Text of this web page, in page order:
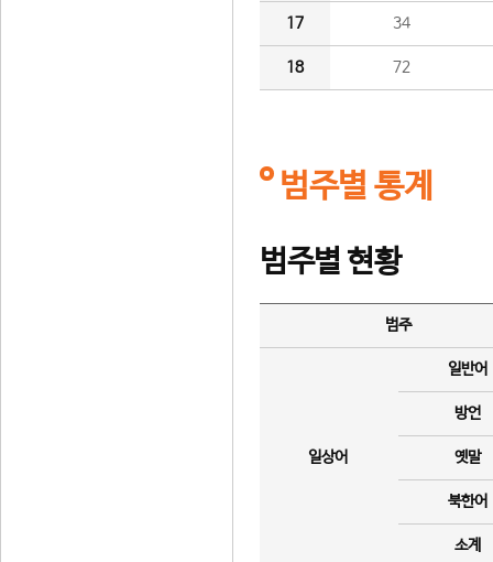
17 34
18 72
범주별 통계
범주별 현황
범주
일상어
일반어
방언
옛말
북한어
소계